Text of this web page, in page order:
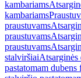
kambariams
kambariams
praustuvams
praustuvams
praustuvams
stalviršiaiAtsarginės
pastatomam